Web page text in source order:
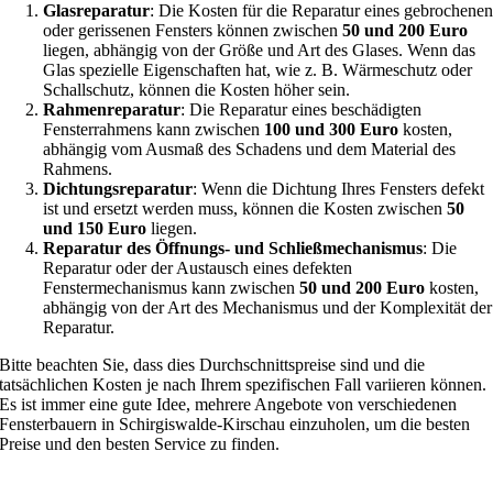
Glasreparatur: Die Kosten für die Reparatur eines gebrochenen
oder gerissenen Fensters können zwischen50 und 200 Euro
liegen, abhängig von der Größe und Art des Glases. Wenn das
Glas spezielle Eigenschaften hat, wie z. B. Wärmeschutz oder
Schallschutz, können die Kosten höher sein.
Rahmenreparatur: Die Reparatur eines beschädigten
Fensterrahmens kann zwischen 100 und 300 Euro kosten,
abhängig vom Ausmaß des Schadens und dem Material des
Rahmens.
Dichtungsreparatur: Wenn die Dichtung Ihres Fensters defekt
ist und ersetzt werden muss, können die Kosten zwischen 50
und 150 Euro liegen.
Reparatur des Öffnungs- und Schließmechanismus: Die
Reparatur oder der Austausch eines defekten
Fenstermechanismus kann zwischen50 und 200 Euro kosten,
abhängig von der Art des Mechanismus und der Komplexität der
Reparatur.
Bitte beachten Sie, dass dies Durchschnittspreise sind und die
tatsächlichen Kosten je nach Ihrem spezifischen Fall variieren können.
Es ist immer eine gute Idee, mehrere Angebote von verschiedenen
Fensterbauern in Schirgiswalde-Kirschau einzuholen, um die besten
Preise und den besten Service zu finden.